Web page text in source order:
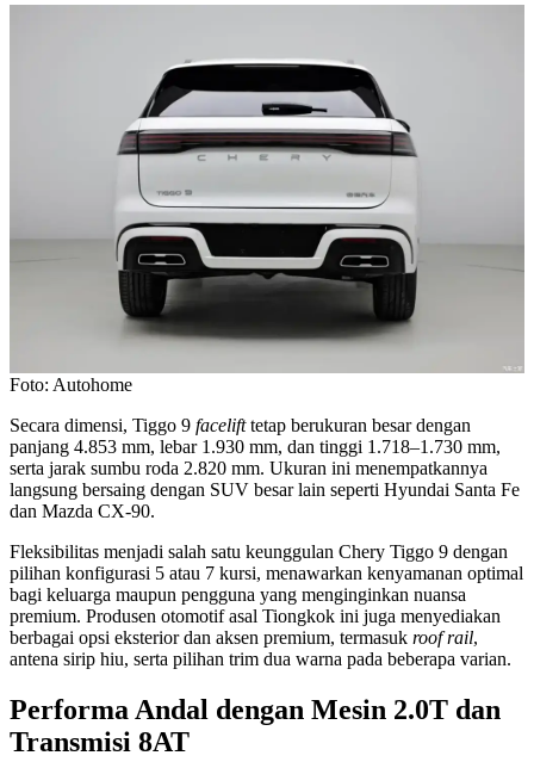
Foto: Autohome
Secara dimensi, Tiggo 9 facelifttetap berukuran besar dengan
panjang 4.853 mm, lebar 1.930 mm, dan tinggi 1.718–1.730 mm,
serta jarak sumbu roda 2.820 mm. Ukuran ini menempatkannya
langsung bersaing dengan SUV besar lain seperti Hyundai Santa Fe
dan Mazda CX-90.
Fleksibilitas menjadi salah satu keunggulan Chery Tiggo 9 dengan
pilihan konfigurasi 5 atau 7 kursi, menawarkan kenyamanan optimal
bagi keluarga maupun pengguna yang menginginkan nuansa
premium. Produsen otomotif asal Tiongkok ini juga menyediakan
berbagai opsi eksterior dan aksen premium, termasuk roof rail,
antena sirip hiu, serta pilihan trim dua warna pada beberapa varian.
Performa Andal dengan Mesin 2.0T dan
Transmisi 8AT